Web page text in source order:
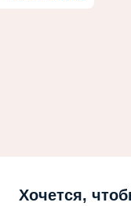
Хочется,